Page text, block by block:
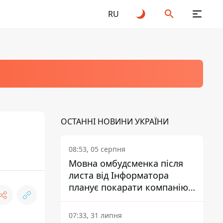
RU
ОСТАННІ НОВИНИ УКРАЇНИ
08:53, 05 серпня
Мовна омбудсменка після
листа від Інформатора
планує покарати компанію-
підрядника ПриватБанку
07:33, 31 липня